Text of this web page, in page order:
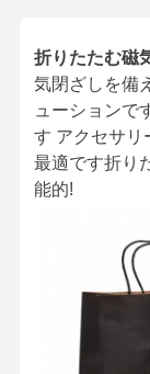
折りたたむ磁
気閉ざしを備
ューションで
す アクセサリ
最適です折り
能的!